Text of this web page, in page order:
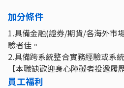
加分條件
1.具備金融(證券/期貨/各海外市
驗者佳。
2.具備跨系統整合實務經驗或系
【本職缺歡迎身心障礙者投遞履歷
員工福利